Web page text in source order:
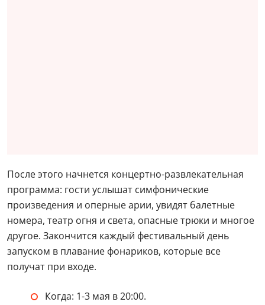
После этого начнется концертно-развлекательная
программа: гости услышат симфонические
произведения и оперные арии, увидят балетные
номера, театр огня и света, опасные трюки и многое
другое. Закончится каждый фестивальный день
запуском в плавание фонариков, которые все
получат при входе.
Когда: 1-3 мая в 20:00.